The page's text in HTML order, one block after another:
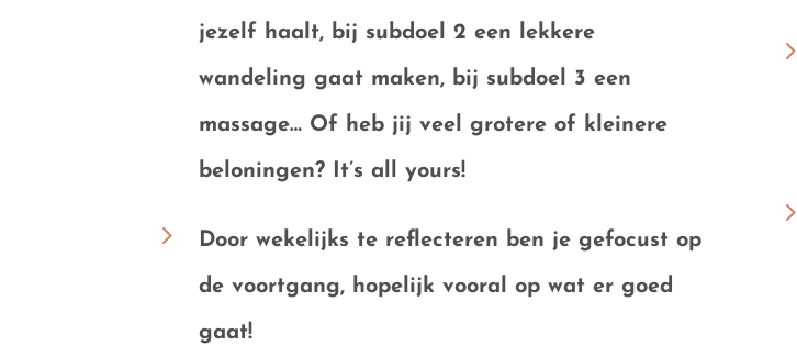
jezelf haalt, bij subdoel 2 een lekkere
wandeling gaat maken, bij subdoel 3 een
massage… Of heb jij veel grotere of kleinere
beloningen? It’s all yours!
5 Door wekelijks te reflecteren ben je gefocust op
de voortgang, hopelijk vooral op wat er goed
gaat!
5
5